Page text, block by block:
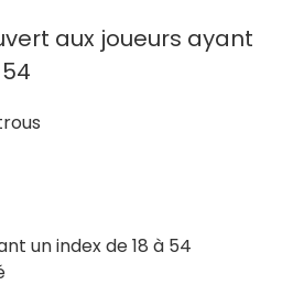
aux joueurs ayant
un index de 18 à 54